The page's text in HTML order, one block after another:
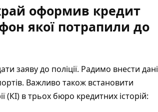
оформив кредит
якої потрапили до
заяву до поліції. Радимо внести дані
Важливо також встановити
(КІ) в трьох бюро кредитних історій: